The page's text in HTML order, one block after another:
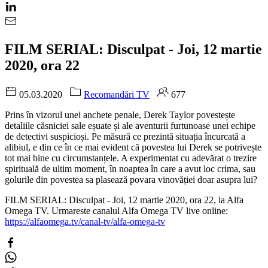
FILM SERIAL: Disculpat - Joi, 12 martie
2020, ora 22
05.03.2020 Recomandări TV
677
Prins în vizorul unei anchete penale, Derek Taylor povestește
detaliile căsniciei sale eșuate și ale aventurii furtunoase unei echipe
de detectivi suspicioși. Pe măsură ce prezintă situația încurcată a
alibiul, e din ce în ce mai evident că povestea lui Derek se potrivește
tot mai bine cu circumstanțele. A experimentat cu adevărat o trezire
spirituală de ultim moment, în noaptea în care a avut loc crima, sau
golurile din povestea sa plasează povara vinovăției doar asupra lui?
FILM SERIAL: Disculpat - Joi, 12 martie 2020, ora 22, la Alfa
Omega TV. Urmareste canalul Alfa Omega TV live online:
https://alfaomega.tv/canal-tv/alfa-omega-tv